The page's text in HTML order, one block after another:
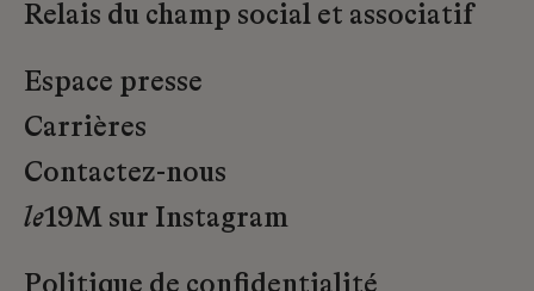
Relais du champ social et associatif
Espace presse
Carrières
Contactez-nous
le19M sur Instagram